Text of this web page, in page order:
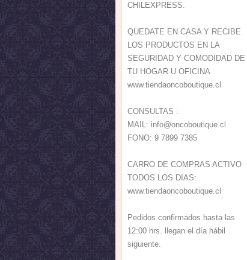
CHILEXPRESS.
QUEDATE EN CASA Y RECIBE
LOS PRODUCTOS EN LA
SEGURIDAD Y COMODIDAD DE
TU HOGAR U OFICINA
www.tiendaoncoboutique.cl
CONSULTAS :
MAIL: info@oncoboutique.cl
FONO: 9 7899 7385
CARRO DE COMPRAS ACTIVO
TODOS LOS DIAS:
www.tiendaoncoboutique.cl
Pedidos confirmados hasta las
12:00 hrs. llegan el día hábil
siguiente.